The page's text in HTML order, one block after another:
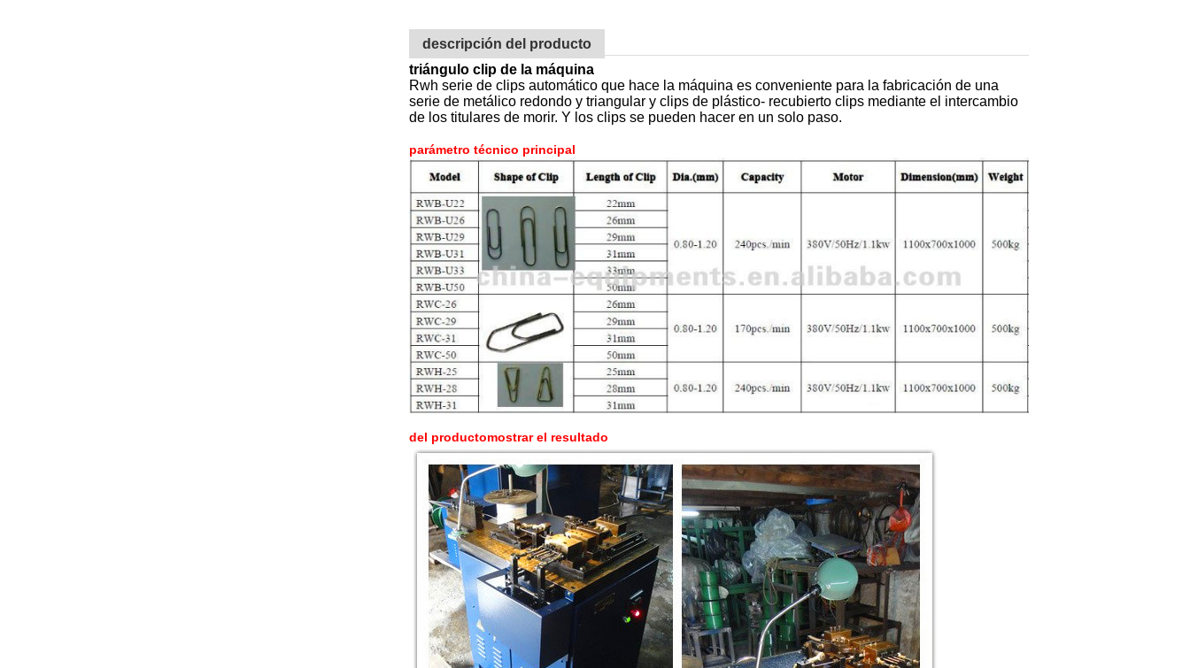
descripción del producto
triángulo clip de la máquina
Rwh serie de clips automático que hace la máquina es conveniente para la fabricación de una
serie de metálico redondo y triangular y clips de plástico- recubierto clips mediante el intercambio
de los titulares de morir. Y los clips se pueden hacer en un solo paso.
parámetro técnico principal
del productomostrar el resultado